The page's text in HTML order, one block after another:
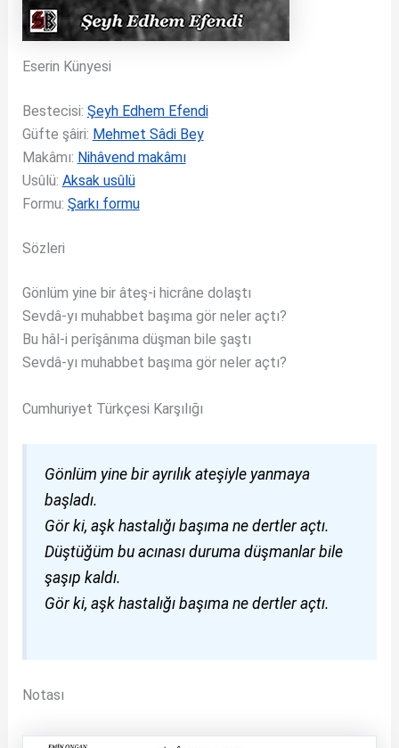
Eserin Künyesi
Bestecisi: Şeyh Edhem Efendi
Güfte şâiri: Mehmet Sâdi Bey
Makâmı: Nihâvend makâmı
Usûlü: Aksak usûlü
Formu: Şarkı formu
Sözleri
Gönlüm yine bir âteş-i hicrâne dolaştı
Sevdâ-yı muhabbet başıma gör neler açtı?
Bu hâl-i perîşânıma düşman bile şaştı
Sevdâ-yı muhabbet başıma gör neler açtı?
Cumhuriyet Türkçesi Karşılığı
Gönlüm yine bir ayrılık ateşiyle yanmaya
başladı.
Gör ki, aşk hastalığı başıma ne dertler açtı.
Düştüğüm bu acınası duruma düşmanlar bile
şaşıp kaldı.
Gör ki, aşk hastalığı başıma ne dertler açtı.
Notası